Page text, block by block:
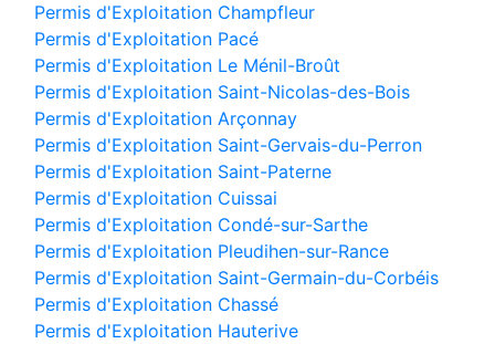
Permis d'Exploitation Champfleur
Permis d'Exploitation Pacé
Permis d'Exploitation Le Ménil-Broût
Permis d'Exploitation Saint-Nicolas-des-Bois
Permis d'Exploitation Arçonnay
Permis d'Exploitation Saint-Gervais-du-Perron
Permis d'Exploitation Saint-Paterne
Permis d'Exploitation Cuissai
Permis d'Exploitation Condé-sur-Sarthe
Permis d'Exploitation Pleudihen-sur-Rance
Permis d'Exploitation Saint-Germain-du-Corbéis
Permis d'Exploitation Chassé
Permis d'Exploitation Hauterive